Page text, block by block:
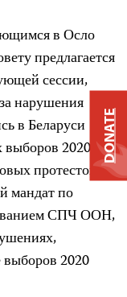
в Осло
предлагается
сессии,
нарушения
в Беларуси
выборов 2020
протестов.
мандат по
СПЧ ООН,
выборов 2020
DONATE